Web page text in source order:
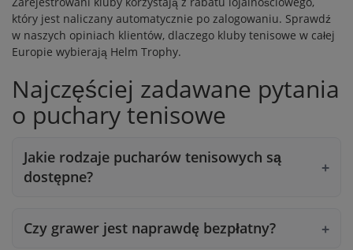
który jest naliczany automatycznie po zalogowaniu. Sprawdź
w naszych opiniach klientów, dlaczego kluby tenisowe w całej
Europie wybierają Helm Trophy.
Najczęściej zadawane pytania
o puchary tenisowe
Jakie rodzaje pucharów tenisowych są
dostępne?
Czy grawer jest naprawdę bezpłatny?